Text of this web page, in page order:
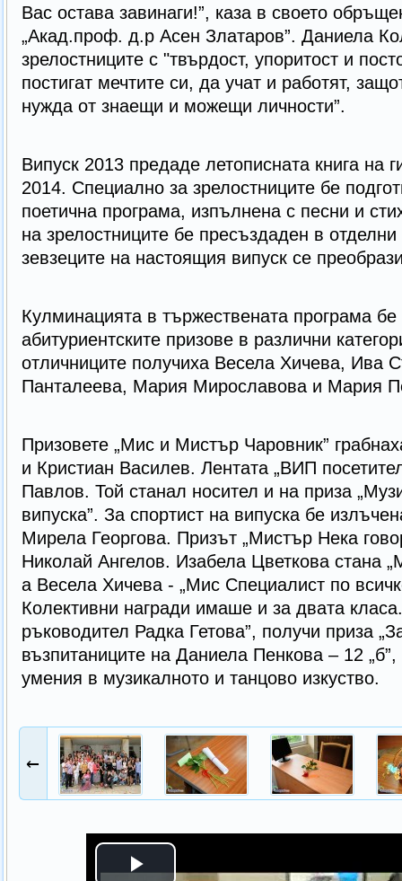
Вас остава завинаги!”, каза в своето
„Акад.проф. д.р Асен Златаров”. Даниела
зрелостниците с "твърдост, упоритост и
постигат мечтите си, да учат и работят,
нужда от знаещи и можещи личности”.
Випуск 2013 предаде летописната книга на
2014. Специално за зрелостниците бе
поетична програма, изпълнена с песни и
на зрелостниците бе пресъздаден в
зевзеците на настоящия випуск се
Кулминацията в тържествената програма
абитуриентските призове в различни
отличниците получиха Весела Хичева, Ива
Панталеева, Мария Мирославова и Мария
Призовете „Мис и Мистър Чаровник”
и Кристиан Василев. Лентата „ВИП
Павлов. Той станал носител и на приза
випуска”. За спортист на випуска бе
Мирела Георгова. Призът „Мистър Нека
Николай Ангелов. Изабела Цветкова стана
а Весела Хичева - „Мис Специалист по
Колективни награди имаше и за двата
ръководител Радка Гетова”, получи приза
възпитаниците на Даниела Пенкова – 12
умения в музикалното и танцово изкуство.
←